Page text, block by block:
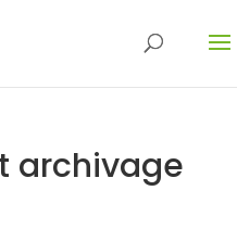
archivage